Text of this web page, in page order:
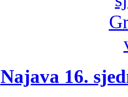
Najava 16.